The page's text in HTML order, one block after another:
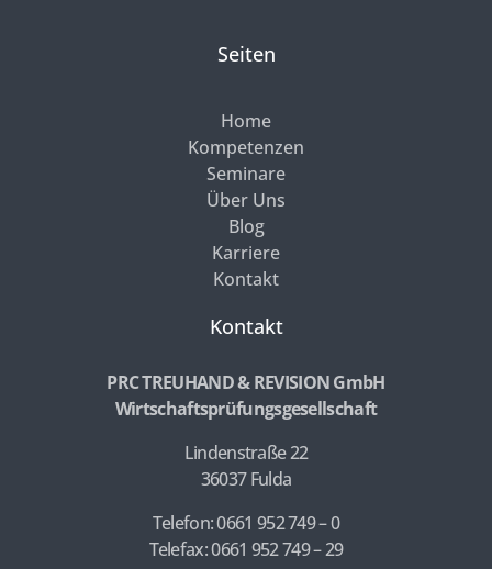
Seiten
Home
Kompetenzen
Seminare
Über Uns
Blog
Karriere
Kontakt
Kontakt
PRC TREUHAND & REVISION GmbH
Wirtschaftsprüfungsgesellschaft
Lindenstraße 22
36037 Fulda
Telefon: 0661 952 749 – 0
Telefax: 0661 952 749 – 29